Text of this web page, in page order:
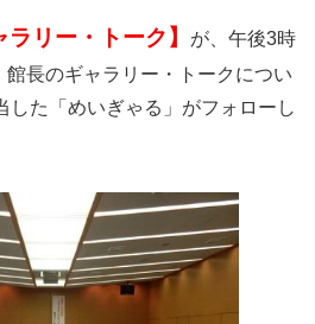
ラリー・トーク】
が、午後3時
長のギャラリー・トークについ
した「めいぎゃる」がフォローし